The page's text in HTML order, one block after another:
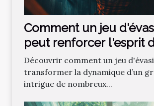
Comment un jeu
peut renforcer l'esprit
?
Découvrir comment un jeu
transformer la dynamique d’un
intrigue de nombreux...